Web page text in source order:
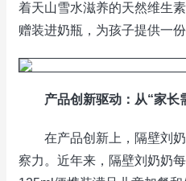
着天山雪水滋养的天然维生
赠装进奶瓶，为孩子提供一份
产品创新驱动：从“家长
在产品创新上，隔壁刘奶
察力。近年来，隔壁刘奶奶